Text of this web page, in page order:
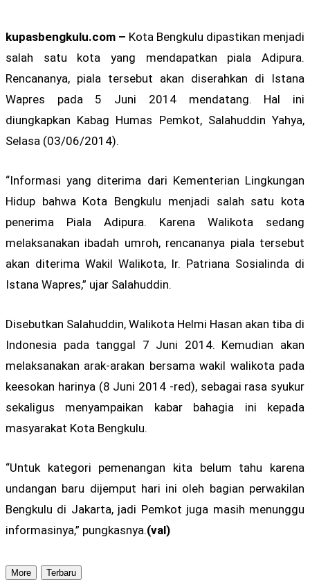
kupasbengkulu.com – Kota Bengkulu dipastikan menjadi
salah satu kota yang mendapatkan piala Adipura.
Rencananya, piala tersebut akan diserahkan di Istana
Wapres pada 5 Juni 2014 mendatang. Hal ini
diungkapkan Kabag Humas Pemkot, Salahuddin Yahya,
Selasa (03/06/2014).
“Informasi yang diterima dari Kementerian Lingkungan
Hidup bahwa Kota Bengkulu menjadi salah satu kota
penerima Piala Adipura. Karena Walikota sedang
melaksanakan ibadah umroh, rencananya piala tersebut
akan diterima Wakil Walikota, Ir. Patriana Sosialinda di
Istana Wapres,” ujar Salahuddin.
Disebutkan Salahuddin, Walikota Helmi Hasan akan tiba di
Indonesia pada tanggal 7 Juni 2014. Kemudian akan
melaksanakan arak-arakan bersama wakil walikota pada
keesokan harinya (8 Juni 2014 -red), sebagai rasa syukur
sekaligus menyampaikan kabar bahagia ini kepada
masyarakat Kota Bengkulu.
“Untuk kategori pemenangan kita belum tahu karena
undangan baru dijemput hari ini oleh bagian perwakilan
Bengkulu di Jakarta, jadi Pemkot juga masih menunggu
informasinya,” pungkasnya.(val)
More Terbaru